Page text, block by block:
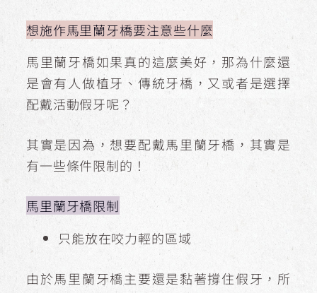
想施作馬里蘭牙橋要注意些什麼
馬里蘭牙橋如果真的這麼美好，那為什麼還
是會有人做植牙、傳統牙橋，又或者是選擇
配戴活動假牙呢？
其實是因為，想要配戴馬里蘭牙橋，其實是
有一些條件限制的！
馬里蘭牙橋限制
只能放在咬力輕的區域
由於馬里蘭牙橋主要還是黏著撐住假牙，所